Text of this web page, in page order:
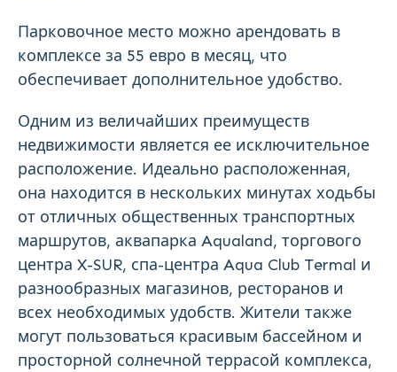
Парковочное место можно арендовать в
комплексе за 55 евро в месяц, что
обеспечивает дополнительное удобство.
Одним из величайших преимуществ
недвижимости является ее исключительное
расположение. Идеально расположенная,
она находится в нескольких минутах ходьбы
от отличных общественных транспортных
маршрутов, аквапарка Aqualand, торгового
центра X-SUR, спа-центра Aqua Club Termal и
разнообразных магазинов, ресторанов и
всех необходимых удобств. Жители также
могут пользоваться красивым бассейном и
просторной солнечной террасой комплекса,